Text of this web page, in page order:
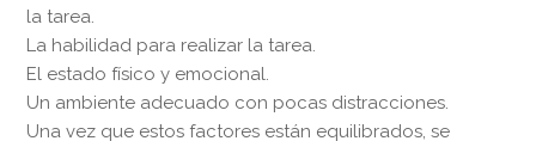
la tarea.
La habilidad para realizar la tarea.
El estado físico y emocional.
Un ambiente adecuado con pocas distracciones.
Una vez que estos factores están equilibrados, se